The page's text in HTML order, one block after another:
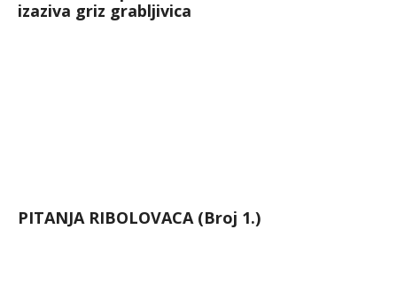
izaziva griz grabljivica
PITANJA RIBOLOVACA (Broj 1.)